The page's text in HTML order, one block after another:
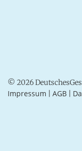
© 2026
Impressum AGB